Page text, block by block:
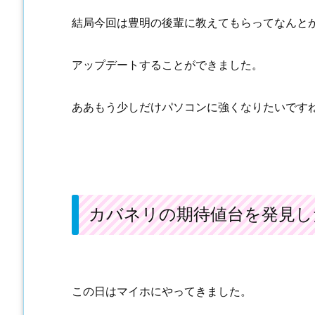
結局今回は豊明の後輩に教えてもらってなんと
アップデートすることができました。
ああもう少しだけパソコンに強くなりたいですね
カバネリの期待値台を発見
この日はマイホにやってきました。